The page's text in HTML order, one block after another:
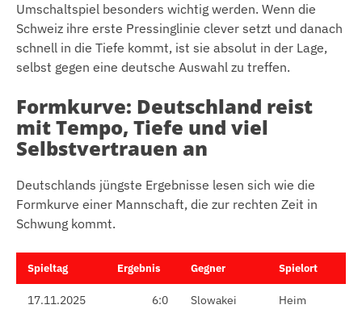
Umschaltspiel besonders wichtig werden. Wenn die
Schweiz ihre erste Pressinglinie clever setzt und danach
schnell in die Tiefe kommt, ist sie absolut in der Lage,
selbst gegen eine deutsche Auswahl zu treffen.
Formkurve: Deutschland reist
mit Tempo, Tiefe und viel
Selbstvertrauen an
Deutschlands jüngste Ergebnisse lesen sich wie die
Formkurve einer Mannschaft, die zur rechten Zeit in
Schwung kommt.
Spieltag Ergebnis Gegner Spielort
17.11.2025 6:0 Slowakei Heim